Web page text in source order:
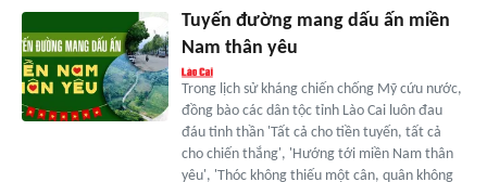
Tuyến đường mang dấu ấn miền
Nam thân yêu
Trong lịch sử kháng chiến chống Mỹ cứu nước,
đồng bào các dân tộc tỉnh Lào Cai luôn đau
đáu tinh thần 'Tất cả cho tiền tuyến, tất cả
cho chiến thắng', 'Hướng tới miền Nam thân
yêu', 'Thóc không thiếu một cân, quân không